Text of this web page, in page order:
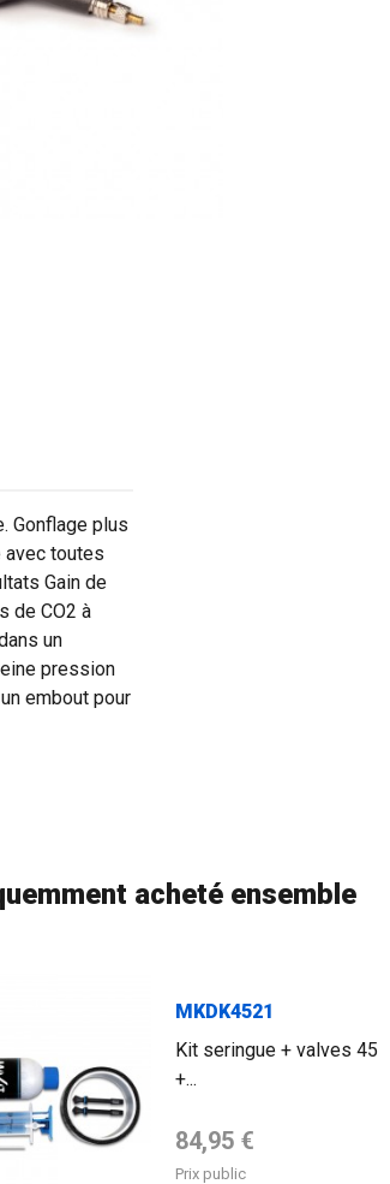
Gonflage plus
avec toutes
Gain de
de CO2 à
un
pression
embout pour
acheté ensemble
MKDK4521
Kit seringue + valves 45
+...
Prix de base
84,95 €
Prix public